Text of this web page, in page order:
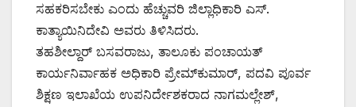
ಸಹಕರಿಸಬೇಕು ಎಂದು ಹೆಚ್ಚುವರಿ ಜಿಲ್ಲಾಧಿಕಾರಿ ಎಸ್.
ಕಾತ್ಯಾಯಿನಿದೇವಿ ಅವರು ತಿಳಿಸಿದರು.
ತಹಶೀಲ್ದಾರ್ ಬಸವರಾಜು, ತಾಲೂಕು ಪಂಚಾಯತ್
ಕಾರ್ಯನಿರ್ವಾಹಕ ಅಧಿಕಾರಿ ಪ್ರೇಮ್‌ಕುಮಾರ್, ಪದವಿ ಪೂರ್ವ
ಶಿಕ್ಷಣ ಇಲಾಖೆಯ ಉಪನಿರ್ದೇಶಕರಾದ ನಾಗಮಲ್ಲೇಶ್,